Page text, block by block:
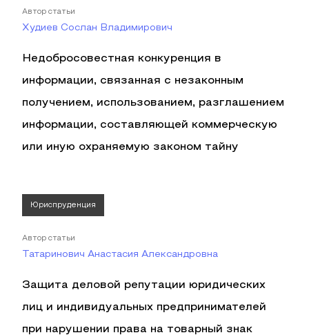
Автор статьи
Худиев Сослан Владимирович
Недобросовестная конкуренция в
информации, связанная с незаконным
получением, использованием, разглашением
информации, составляющей коммерческую
или иную охраняемую законом тайну
Юриспруденция
Автор статьи
Татаринович Анастасия Александровна
Защита деловой репутации юридических
лиц и индивидуальных предпринимателей
при нарушении права на товарный знак